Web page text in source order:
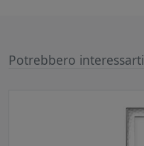
Potrebbero interessarti